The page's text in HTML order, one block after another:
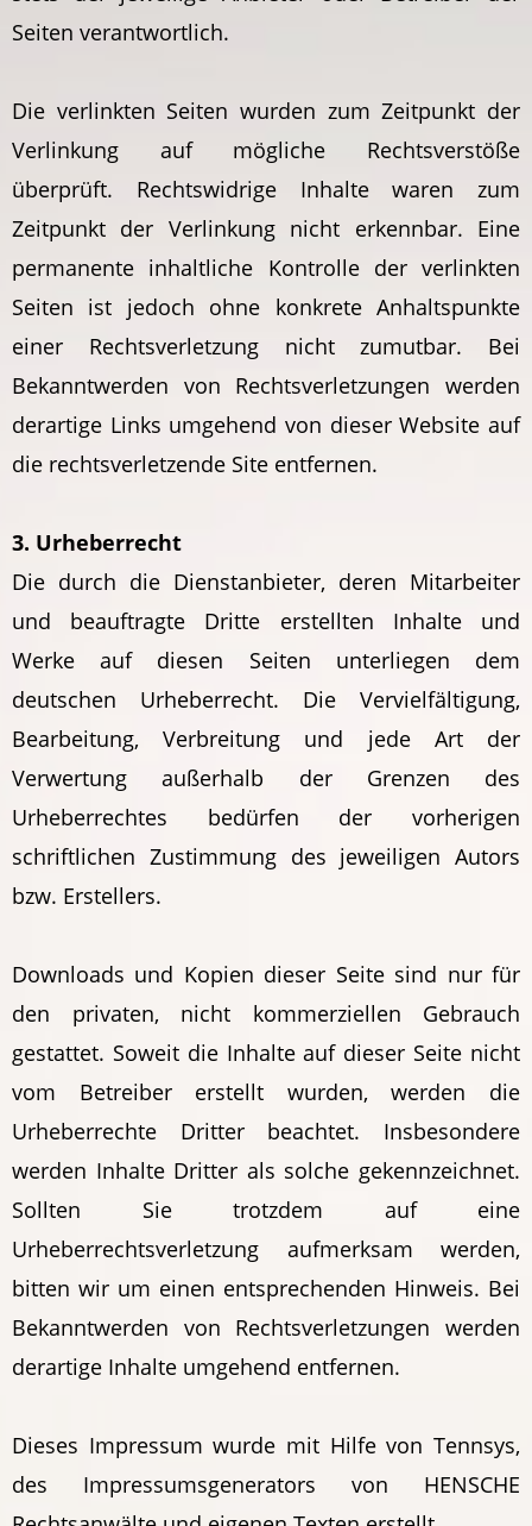
Seiten verantwortlich.
Die verlinkten Seiten wurden zum Zeitpunkt der
Verlinkung auf mögliche Rechtsverstöße
überprüft. Rechtswidrige Inhalte waren zum
Zeitpunkt der Verlinkung nicht erkennbar. Eine
permanente inhaltliche Kontrolle der verlinkten
Seiten ist jedoch ohne konkrete Anhaltspunkte
einer Rechtsverletzung nicht zumutbar. Bei
Bekanntwerden von Rechtsverletzungen werden
derartige Links umgehend von dieser Website auf
die rechtsverletzende Site entfernen.
3. Urheberrecht
Die durch die Dienstanbieter, deren Mitarbeiter
und beauftragte Dritte erstellten Inhalte und
Werke auf diesen Seiten unterliegen dem
deutschen Urheberrecht. Die Vervielfältigung,
Bearbeitung, Verbreitung und jede Art der
Verwertung außerhalb der Grenzen des
Urheberrechtes bedürfen der vorherigen
schriftlichen Zustimmung des jeweiligen Autors
bzw. Erstellers.
Downloads und Kopien dieser Seite sind nur für
den privaten, nicht kommerziellen Gebrauch
gestattet. Soweit die Inhalte auf dieser Seite nicht
vom Betreiber erstellt wurden, werden die
Urheberrechte Dritter beachtet. Insbesondere
werden Inhalte Dritter als solche gekennzeichnet.
Sollten Sie trotzdem auf eine
Urheberrechtsverletzung aufmerksam werden,
bitten wir um einen entsprechenden Hinweis. Bei
Bekanntwerden von Rechtsverletzungen werden
derartige Inhalte umgehend entfernen.
Dieses Impressum wurde mit Hilfe von Tennsys,
des Impressumsgenerators von HENSCHE